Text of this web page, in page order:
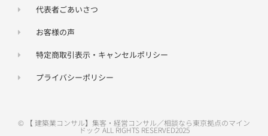
代表者ごあいさつ
お客様の声
特定商取引表示・キャンセルポリシー
プライバシーポリシー
© 【 建築業コンサル】集客・経営コンサル／相談なら東京拠点のマイン
ドック ALL RIGHTS RESERVED2025